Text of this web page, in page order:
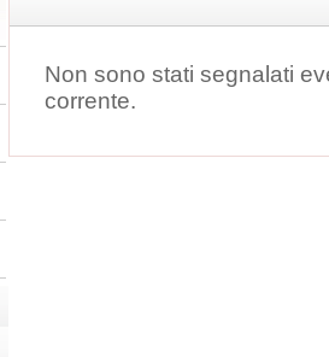
Non sono stati segnalati
corrente.